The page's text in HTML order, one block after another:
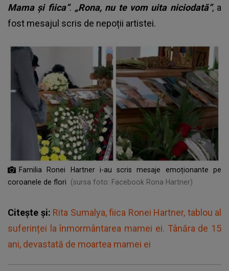
Mama și fiica”. „Rona, nu te vom uita niciodată”, a
fost mesajul scris de nepoții artistei.
Familia Ronei Hartner i-au scris mesaje emoționante pe
coroanele de flori
(sursa foto: Facebook Rona Hartner)
Citește și: Rita Sumalya, fiica Ronei Hartner, tablou al
suferinței la înmormântarea mamei ei. Tânăra de 15
ani, devastată de moartea mamei ei